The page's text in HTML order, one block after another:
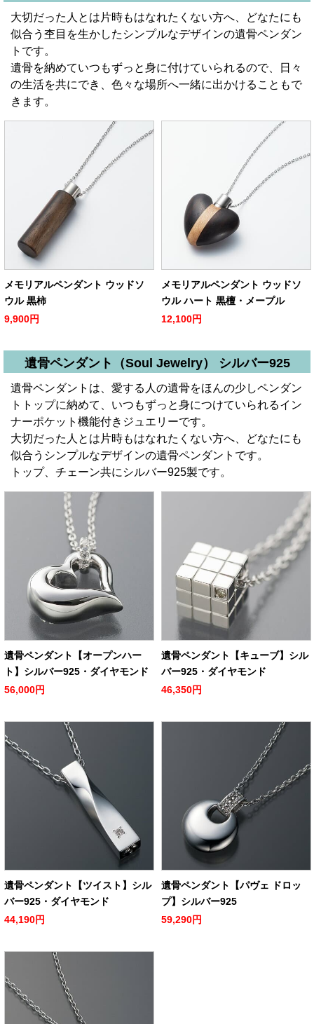
大切だった人とは片時もはなれたくない方へ、どなたにも
似合う杢目を生かしたシンプルなデザインの遺骨ペンダン
トです。
遺骨を納めていつもずっと身に付けていられるので、日々
の生活を共にでき、色々な場所へ一緒に出かけることもで
きます。
メモリアルペンダント ウッドソ
ウル 黒柿
9,900円
メモリアルペンダント ウッドソ
ウル ハート 黒檀・メープル
12,100円
遺骨ペンダント（Soul Jewelry） シルバー925
遺骨ペンダントは、愛する人の遺骨をほんの少しペンダン
トトップに納めて、いつもずっと身につけていられるイン
ナーポケット機能付きジュエリーです。
大切だった人とは片時もはなれたくない方へ、どなたにも
似合うシンプルなデザインの遺骨ペンダントです。
トップ、チェーン共にシルバー925製です。
遺骨ペンダント【オープンハー
ト】シルバー925・ダイヤモンド
56,000円
遺骨ペンダント【キューブ】シル
バー925・ダイヤモンド
46,350円
遺骨ペンダント【ツイスト】シル
バー925・ダイヤモンド
44,190円
遺骨ペンダント【パヴェ ドロッ
プ】シルバー925
59,290円